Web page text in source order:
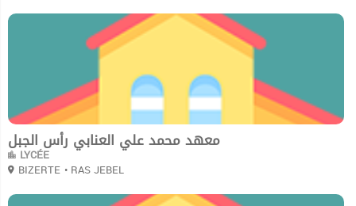
معهد محمد علي العنابي رأس الجبل
LYCÉE
BIZERTE • RAS JEBEL